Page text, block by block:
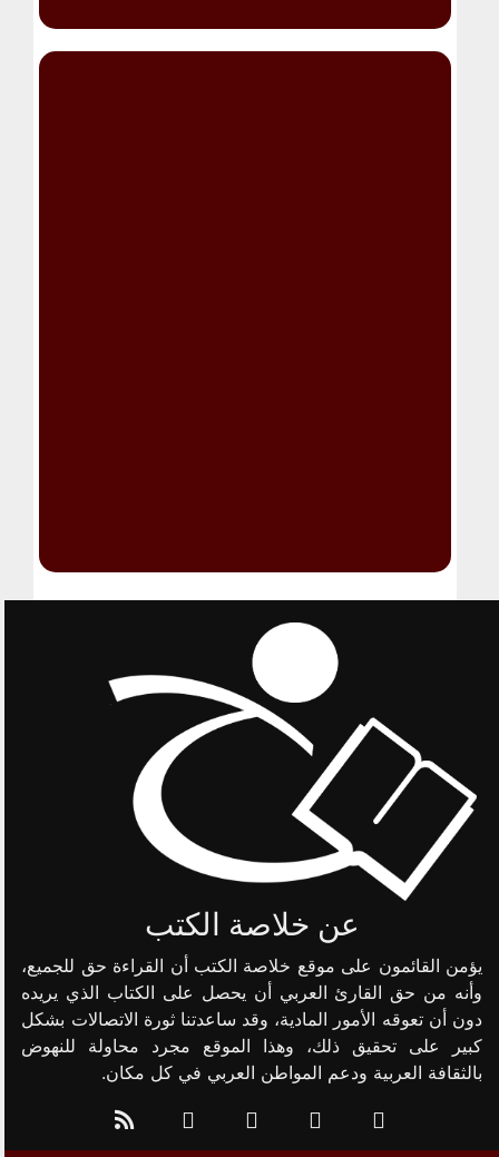
عن خلاصة الكتب
يؤمن القائمون على موقع خلاصة الكتب أن القراءة حق للجميع،
وأنه من حق القارئ العربي أن يحصل على الكتاب الذي يريده
دون أن تعوقه الأمور المادية، وقد ساعدتنا ثورة الاتصالات بشكل
كبير على تحقيق ذلك، وهذا الموقع مجرد محاولة للنهوض
بالثقافة العربية ودعم المواطن العربي في كل مكان.